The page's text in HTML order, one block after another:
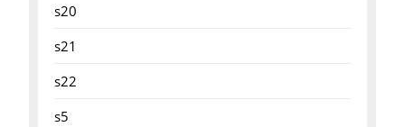
s20
s21
s22
s5